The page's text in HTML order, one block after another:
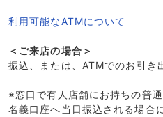
利用可能なATMについて
＜ご来店の場合＞
振込、または、ATMでのお引き
※窓口で有人店舗にお持ちの普
名義口座へ当日振込される場合